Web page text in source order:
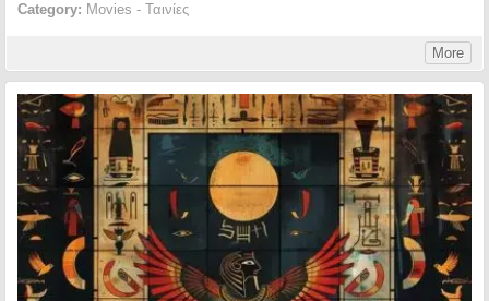
Category: Movies - Ταινίες
More